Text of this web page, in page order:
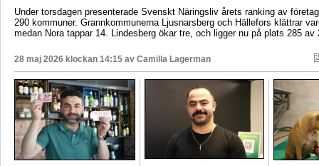
Under torsdagen presenterade Svenskt Näringsliv årets ranking av
290 kommuner. Grannkommunerna Ljusnarsberg och Hällefors klättrar
medan Nora tappar 14. Lindesberg ökar tre, och ligger nu på plats 285 av
28 maj 2026 klockan 14:15 av Camilla Lagerman